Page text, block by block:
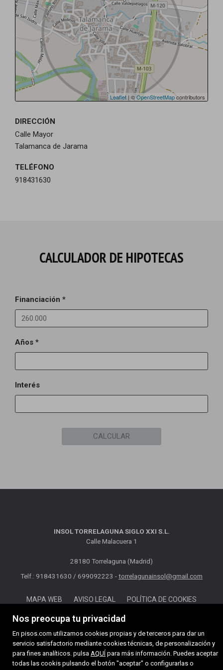
Nos preocupa tu privacidad
En pisos.com utilizamos cookies propias y de terceros para dar un
servicio satisfactorio mediante cookies técnicas, de personalización y
para fines analíticos. pulsa AQUÍ para más información. Puedes aceptar
todas las cookis pulsando el botón "aceptar" o configurarlas o
Leaflet | ©OpenStreetMapcontributors
DIRECCIÓN
Calle Mayor
Talamanca de Jarama
TELÉFONO
918431630
CALCULADOR DE HIPOTECAS
Financiación *
Años *
Interés
CALCULAR
INSOL TORRELAGUNA SIGLO XXI S.L.
Calle Malacuera 1
28180 Torrelaguna (Madrid)
Telf.: 918431630 / 699092223 -torrelagunainsol@gmail.com
MAPA WEB AVISO LEGAL POLÍTICA DE COOKIES